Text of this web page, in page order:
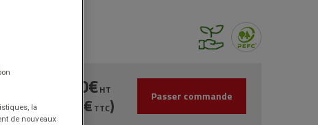
5,159.00€HT
(6,190.80€ TTC) Passer commande
la
de nouveaux